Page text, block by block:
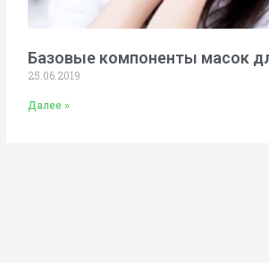
Базовые компоненты масок
25.06.2019
Далее »